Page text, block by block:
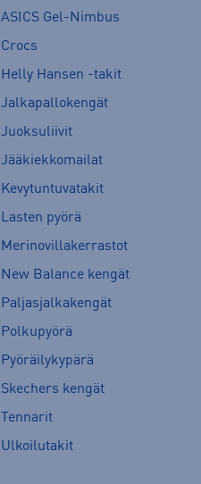
ASICS Gel-Nimbus
Crocs
Helly Hansen -takit
Jalkapallokengät
Juoksuliivit
Jääkiekkomailat
Kevytuntuvatakit
Lasten pyörä
Merinovillakerrastot
New Balance kengät
Paljasjalkakengät
Polkupyörä
Pyöräilykypärä
Skechers kengät
Tennarit
Ulkoilutakit